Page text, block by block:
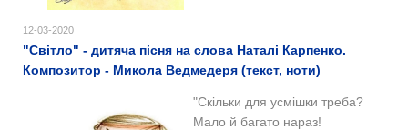
12-03-2020
"Світло" - дитяча пісня на слова Наталі Карпенко.
Композитор - Микола Ведмедеря (текст, ноти)
"Скільки для усмішки треба?
Мало й багато нараз!